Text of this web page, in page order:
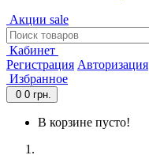
Акции sale
Кабинет
Регистрация Авторизация
Избранное
0 0 грн.
В корзине пусто!